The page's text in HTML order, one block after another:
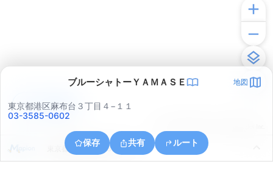
ブルーシャトーＹＡＭＡＳＥ 地図
東京都港区麻布台３丁目４−１１
03-3585-0602
保存 共有 ルート
東京都港区芝公園３丁目６
アプリで見る